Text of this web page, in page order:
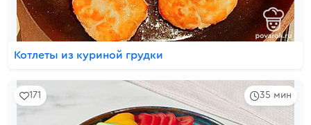
Котлеты из куриной грудки
35 мин
171